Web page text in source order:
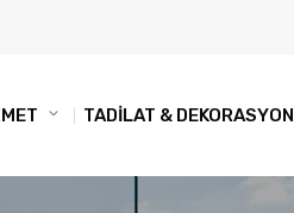
TADİLAT & DEKORASYON